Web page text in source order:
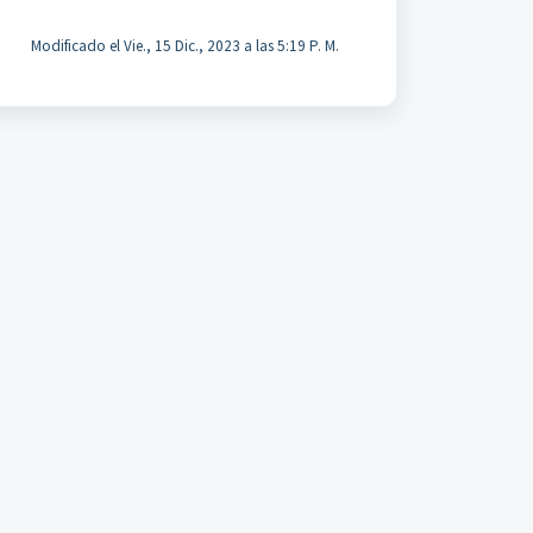
Modificado el Vie., 15 Dic., 2023 a las 5:19 P. M.